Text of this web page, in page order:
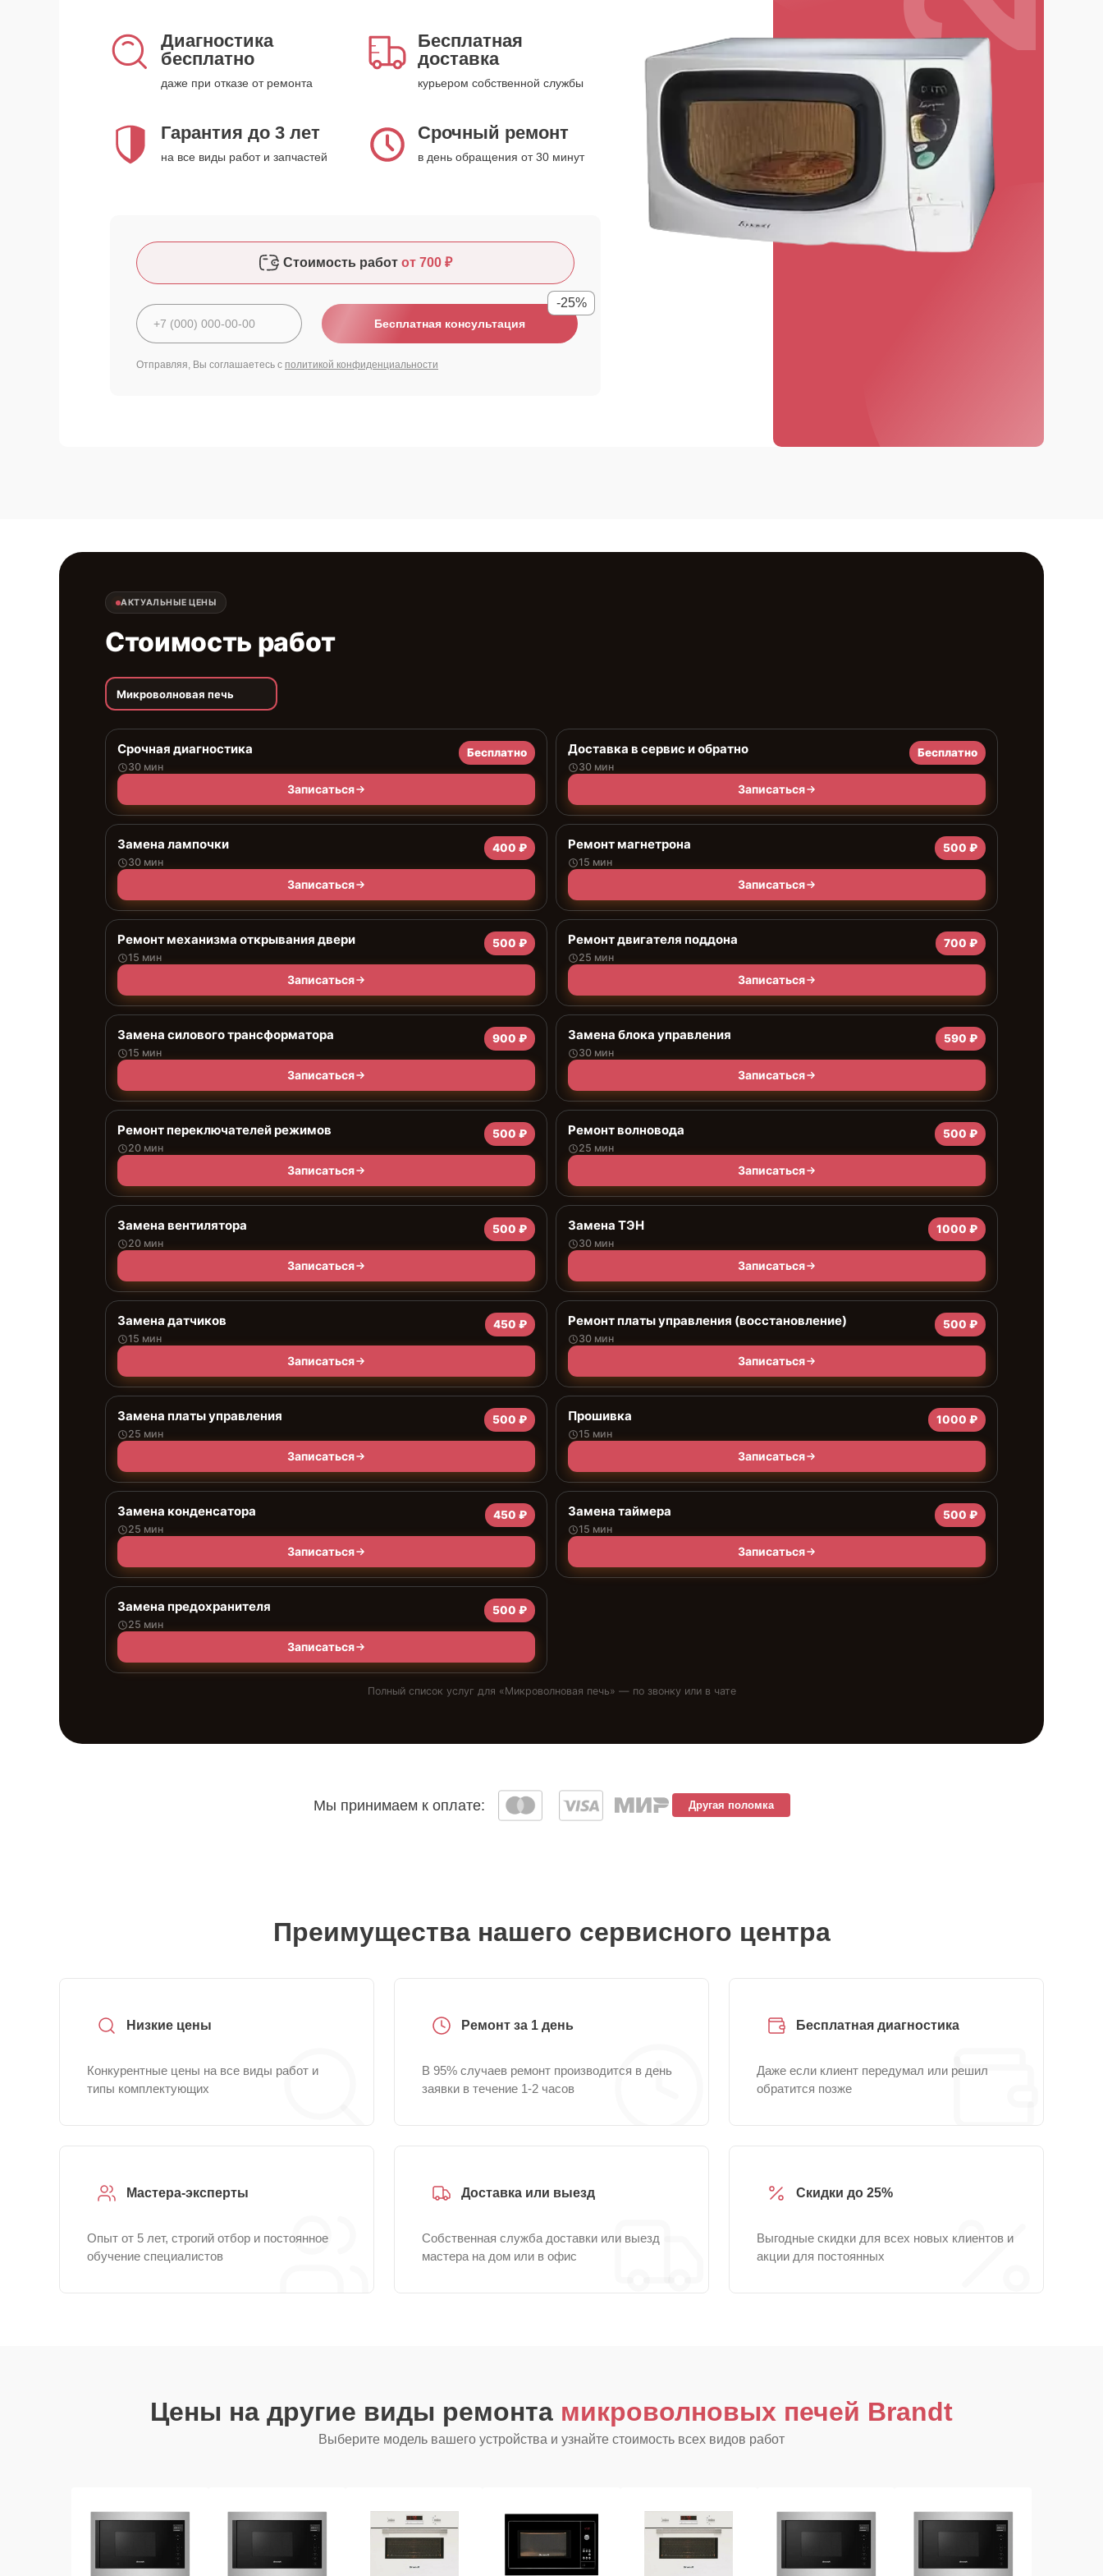
Диагностика
бесплатно
даже при отказе от ремонта
Бесплатная
доставка
курьером собственной службы
Гарантия до 3 лет
на все виды работ и запчастей
Срочный ремонт
в день обращения от 30 минут
Стоимость работ от 700 ₽
Бесплатная консультация
-25%
Отправляя, Вы соглашаетесь с политикой конфиденциальности
АКТУАЛЬНЫЕ ЦЕНЫ
Стоимость работ
Микроволновая печь
Срочная диагностика
30 мин
Бесплатно
Записаться
Доставка в сервис и обратно
30 мин
Бесплатно
Записаться
Замена лампочки
30 мин
400 ₽
Записаться
Ремонт магнетрона
15 мин
500 ₽
Записаться
Ремонт механизма открывания двери
15 мин
500 ₽
Записаться
Ремонт двигателя поддона
25 мин
700 ₽
Записаться
Замена силового трансформатора
15 мин
900 ₽
Записаться
Замена блока управления
30 мин
590 ₽
Записаться
Ремонт переключателей режимов
20 мин
500 ₽
Записаться
Ремонт волновода
25 мин
500 ₽
Записаться
Замена вентилятора
20 мин
500 ₽
Записаться
Замена ТЭН
30 мин
1000 ₽
Записаться
Замена датчиков
15 мин
450 ₽
Записаться
Ремонт платы управления (восстановление)
30 мин
500 ₽
Записаться
Замена платы управления
25 мин
500 ₽
Записаться
Прошивка
15 мин
1000 ₽
Записаться
Замена конденсатора
25 мин
450 ₽
Записаться
Замена таймера
15 мин
500 ₽
Записаться
Замена предохранителя
25 мин
500 ₽
Записаться
Полный список услуг для «Микроволновая печь» — по звонку или в чате
Мы принимаем к оплате: Другая поломка
Преимущества нашего сервисного центра
Низкие цены
Конкурентные цены на все виды работ и
типы комплектующих
Ремонт за 1 день
В 95% случаев ремонт производится в день
заявки в течение 1-2 часов
Бесплатная диагностика
Даже если клиент передумал или решил
обратится позже
Мастера-эксперты
Опыт от 5 лет, строгий отбор и постоянное
обучение специалистов
Доставка или выезд
Собственная служба доставки или выезд
мастера на дом или в офис
Скидки до 25%
Выгодные скидки для всех новых клиентов и
акции для постоянных
Цены на другие виды ремонта микроволновых печей Brandt
Выберите модель вашего устройства и узнайте стоимость всех видов работ